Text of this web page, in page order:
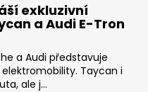
exkluzivní
a Audi E-Tron
a Audi představuje
Taycan i
ale j...